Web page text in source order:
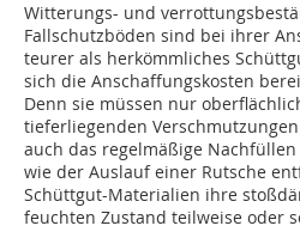
Witterungs- und
Fallschutzböden sind bei ihrer
teurer als herkömmliches
sich die Anschaffungskosten
Denn sie müssen nur
tieferliegenden
auch das regelmäßige
wie der Auslauf einer Rutsche
Schüttgut-Materialien ihre
feuchten Zustand teilweise oder